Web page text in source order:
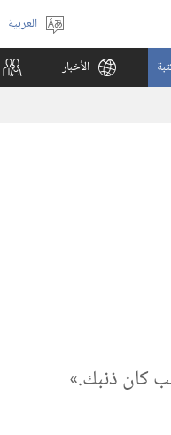
اختر
اللغة
العربية
الأخبار
كان ذنبك.‏»‏